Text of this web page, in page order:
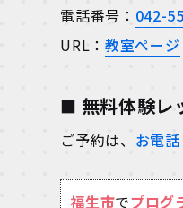
電話番号： 042-
URL： 教室ページ
無料体験レ
ご予約は、 お電話
福生市でプログ